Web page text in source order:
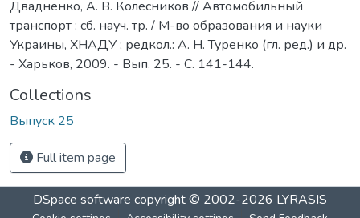
Двадненко, А. В. Колесников // Автомобильный
транспорт : сб. науч. тр. / М-во образования и науки
Украины, ХНАДУ ; редкол.: А. Н. Туренко (гл. ред.) и др.
- Харьков, 2009. - Вып. 25. - С. 141-144.
Collections
Выпуск 25
Full item page
DSpace software copyright © 2002-2026 LYRASIS